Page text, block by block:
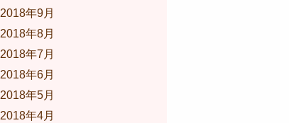
2018年9月
2018年8月
2018年7月
2018年6月
2018年5月
2018年4月